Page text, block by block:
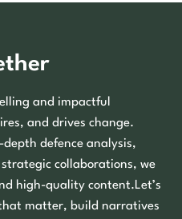
and impactful
and drives change.
depth defence analysis,
collaborations, we
high-quality content.Let’s
matter, build narratives